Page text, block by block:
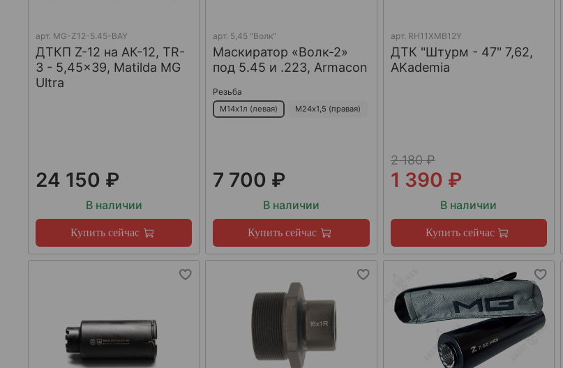
арт. MG-Z12-5.45-BAY
ДТКП Z-12 на АК-12, TR-
3 - 5,45x39, Matilda MG
Ultra
24 150 ₽
В наличии
Купить сейчас
арт. 5,45 "Волк"
Маскиратор «Волк-2»
под 5.45 и .223, Armacon
Резьба
М14х1л (левая) М24х1,5 (правая)
7 700 ₽
В наличии
Купить сейчас
арт. RH11XMB12Y
ДТК "Штурм - 47" 7,62,
AKademia
2 180 ₽
1 390 ₽
В наличии
Купить сейчас